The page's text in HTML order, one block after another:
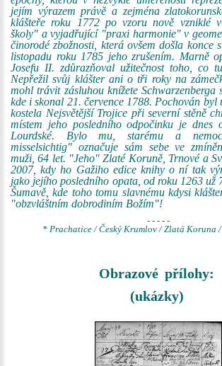
jejím výrazem právě a zejména
klášteře roku 1772 po vzoru nově vzniklé
školy" a vyjadřující "praxi harmonie" v
činorodé zbožnosti, která ovšem došla konce
listopadu roku 1785 jeho zrušením. Marně
Josefu II. zdůrazňoval užitečnost toho, co
Nepřežil svůj klášter ani o tři roky na
mohl trávit zásluhou knížete Schwarzenberga
kde i skonal 21. července 1788. Pochován byl
kostela Nejsvětější Trojice při severní stěně
místem jeho posledního odpočinku je dnes
Lourdské. Bylo mu, starému a
misselsichtig" označuje sám sebe ve
muži, 64 let. "Jeho" Zlaté Koruně, Trnové a
2007, kdy ho Gažiho edice knihy o ní tak
jako jejího posledního opata, od roku 1263 už
Šumavě, kde toho tomu slavnému kdysi
"obzvláštním dobrodiním Božím"!
- - - - -
* Prachatice / Český Krumlov / Zlatá Koruna
Obrazové přílohy:
(ukázky)